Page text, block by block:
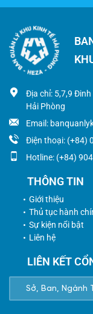
Địa chỉ: 5,7,9
Hải Phòng
Email:
Điện thoại: (+84)
Hotline: (+84)
THÔNG TIN
Giới thiệu
Thủ tục hành
Sự kiện nổi bật
Liên hệ
LIÊN KẾT